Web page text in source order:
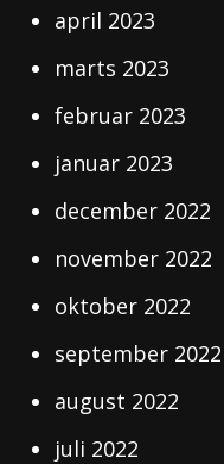
april 2023
marts 2023
februar 2023
januar 2023
december 2022
november 2022
oktober 2022
september 2022
august 2022
juli 2022